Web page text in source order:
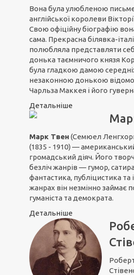
Вона була улюбленою
англійської королеви
Свою офіційну біографію
сама. Прекрасна білявка-
полюбляла представляти
донька таємничого князя
була гладкою дамою
незаконною донькою
Чарльза Маккея і його
Детальніше
Марк Твен (Семюел
(1835 - 1910) —
громадський діяч. Його
безліч жанрів — гумор,
фантастика, публіцистика та
жанрах він незмінно займає
гуманіста та демократа.
Детальніше